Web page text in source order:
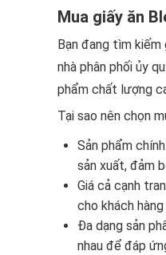
Mua giấy ăn
Bạn đang tìm
nhà phân phối ủy
phẩm chất lượng
Tại sao nên chọn
Sản phẩm
sản xuất, đảm
Giá cả cạnh
cho khách
Đa dạng sản
nhau để đáp